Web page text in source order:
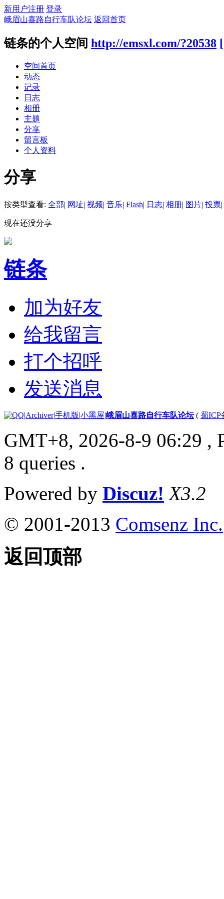
新用户注册 登录
峨眉山喜路自行车队论坛 返回首页
链条的个人空间 http://emsxl.com/?20538
空间首页
动态
记录
日志
相册
主题
分享
留言板
个人资料
分享
按类型查看: 全部| 网址| 视频| 音乐| Flash| 日志| 相册| 图片| 投票|
现在还没分享
链条
加为好友
给我留言
打个招呼
发送消息
|Archiver|手机版|小黑屋|峨眉山喜路自行车队论坛( 蜀ICP
GMT+8, 2026-8-9 06:29 ,
8 queries .
Powered by Discuz! X3.2
© 2001-2013 Comsenz Inc.
返回顶部